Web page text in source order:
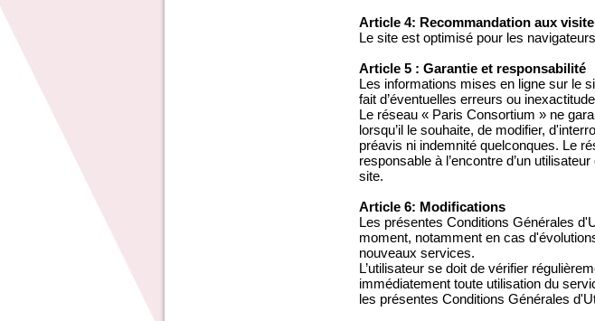
Article 4: Recommandation aux
Le site est optimisé pour les
Article 5 : Garantie et responsabilité
Les informations mises en ligne sur le
fait d’éventuelles erreurs ou
Le réseau « Paris Consortium » ne
lorsqu’il le souhaite, de modifier,
préavis ni indemnité quelconques. Le
responsable à l’encontre d’un
site.
Article 6: Modifications
Les présentes Conditions Générales
moment, notamment en cas
nouveaux services.
L’utilisateur se doit de vérifier
immédiatement toute utilisation du
les présentes Conditions Générales